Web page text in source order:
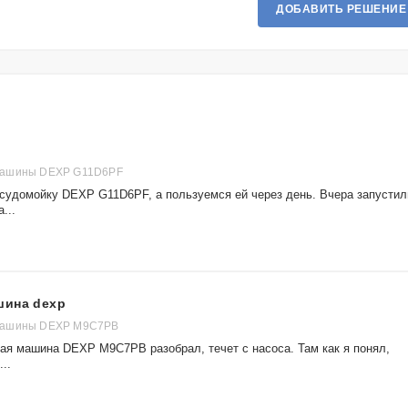
ДОБАВИТЬ РЕШЕНИЕ
DEXP G11D6PF
DEXP G11D6PF, а пользуемся ей через день. Вчера
dexp
DEXP M9C7PB
машина DEXP M9C7PB разобрал, течет с насоса. Там как я понял,